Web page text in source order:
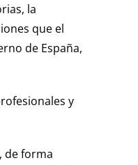
la
que el
de España,
y
de forma